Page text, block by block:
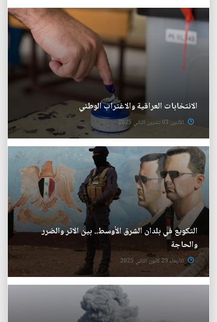
الانتخابات العراقية والاغتراب الوطني
الأثنين 03 تشرين الثاني 2025
التكويع في بلدان الشرق الأوسط.. بين الاثر والضرر
والحاجة
الأربعاء 29 كانون الثاني 2025